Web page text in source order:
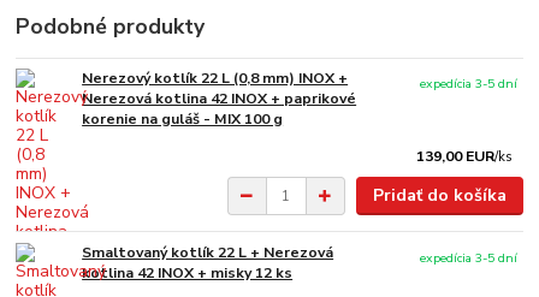
Podobné produkty
Nerezový kotlík 22 L (0,8 mm) INOX +
Nerezová kotlina 42 INOX + paprikové
korenie na guláš - MIX 100 g
139,00 EUR/ks
expedícia 3-5 dní
Pridať do košíka
Smaltovaný kotlík 22 L + Nerezová
kotlina 42 INOX + misky 12 ks
expedícia 3-5 dní